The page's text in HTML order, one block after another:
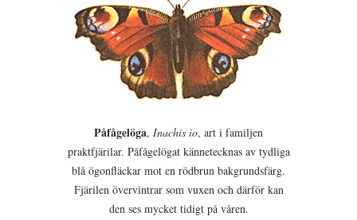
Påfågelöga, Inachis io, art i familjen
praktfjärilar. Påfågelögat kännetecknas av tydliga
blå ögonfläckar mot en rödbrun bakgrundsfärg.
Fjärilen övervintrar som vuxen och därför kan
den ses mycket tidigt på våren.